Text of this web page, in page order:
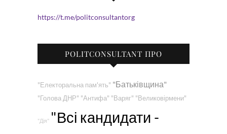
https://t.me/politconsultantorg
POLITCONSULTANT ПРО
"Електоральна пам'ять" "Батьківщина"
"Голова ДНР" "Антифа" "Варяг" "Великовірмени"
"Дія" "Всі кандидати -